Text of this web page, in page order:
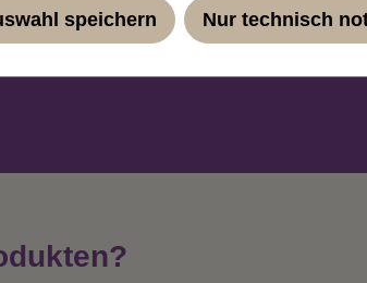
speichern Nur technisch